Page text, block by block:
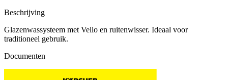
Beschrijving
Glazenwassysteem met Vello en ruitenwisser. Ideaal voor
traditioneel gebruik.
Documenten